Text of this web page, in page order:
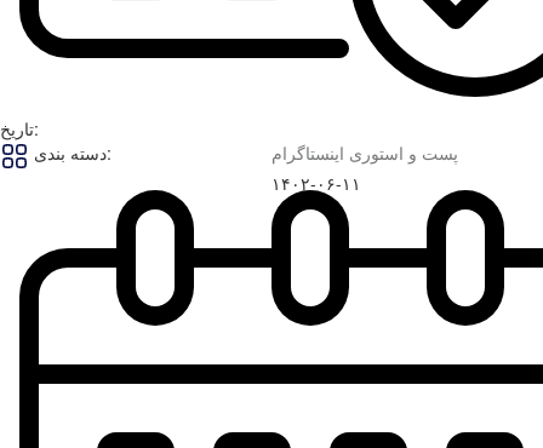
تاریخ:
دسته بندی: پست و استوری اینستاگرام
۱۴۰۲-۰۶-۱۱